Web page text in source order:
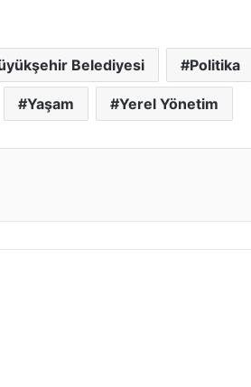
Belediyesi Politika
Yaşam Yerel Yönetim